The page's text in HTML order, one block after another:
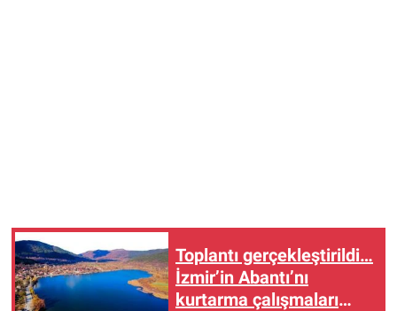
Toplantı gerçekleştirildi…
İzmir’in Abantı’nı
kurtarma çalışmaları